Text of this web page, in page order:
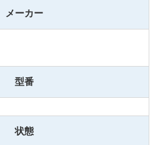
メーカー
型番
状態